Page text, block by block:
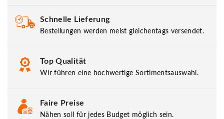
Schnelle Lieferung
Bestellungen werden meist gleichentags versendet.
Top Qualität
Wir führen eine hochwertige Sortimentsauswahl.
Faire Preise
Nähen soll für jedes Budget möglich sein.